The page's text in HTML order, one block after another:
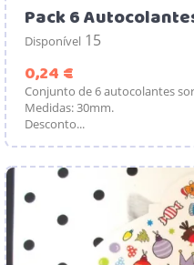
Pack 6
Disponível 15
0,24 €
Conjunto de 6 autocolantes
Medidas: 30mm.
Desconto...